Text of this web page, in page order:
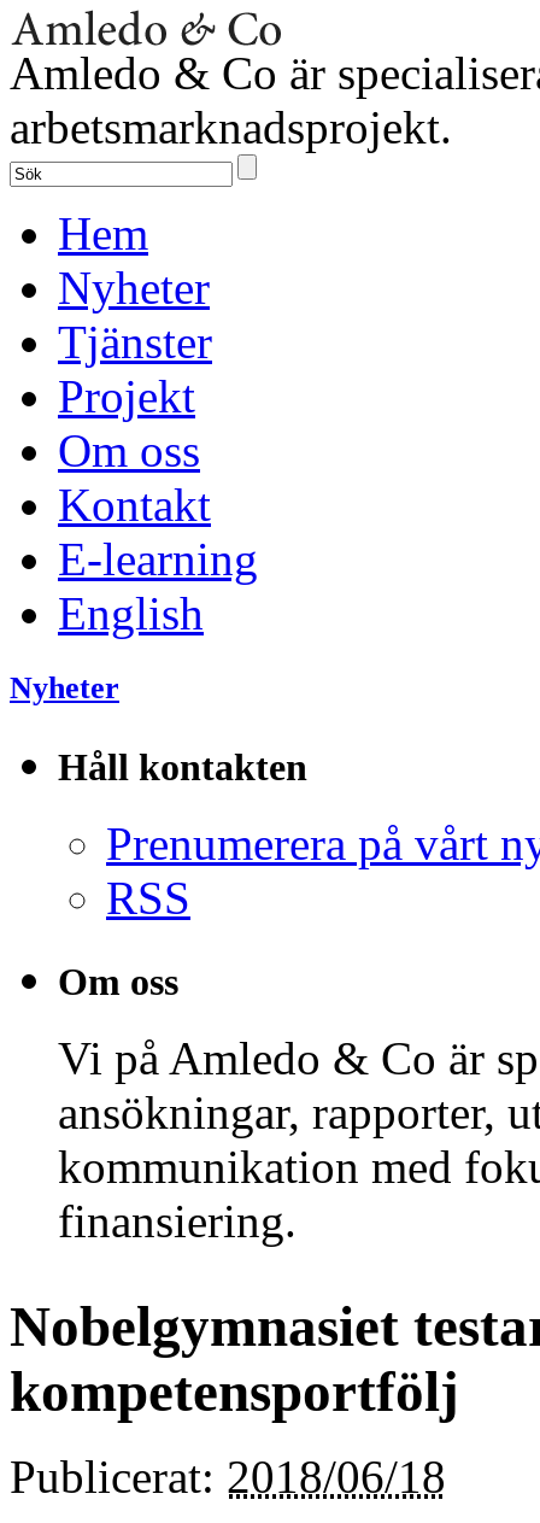
Amledo & Co är
arbetsmarknadsprojekt.
Hem
Nyheter
Tjänster
Projekt
Om oss
Kontakt
E-learning
English
Nyheter
Håll kontakten
Prenumerera på vårt
RSS
Om oss
Vi på Amledo & Co är
ansökningar, rapporter,
kommunikation med
finansiering.
Nobelgymnasiet
kompetensportfölj
Publicerat: 2018/06/18